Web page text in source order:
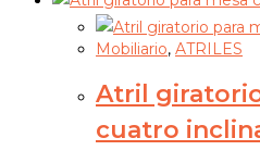
Mobiliario, ATRILES
Atril
cuatro